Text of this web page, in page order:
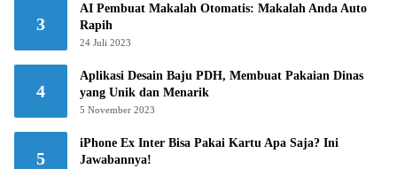
3
AI Pembuat Makalah Otomatis: Makalah Anda Auto
Rapih
24 Juli 2023
4
Aplikasi Desain Baju PDH, Membuat Pakaian Dinas
yang Unik dan Menarik
5 November 2023
5
iPhone Ex Inter Bisa Pakai Kartu Apa Saja? Ini
Jawabannya!